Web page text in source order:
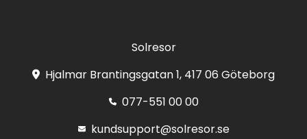
Solresor
Hjalmar Brantingsgatan 1, 417 06 Göteborg
077-551 00 00
kundsupport@solresor.se